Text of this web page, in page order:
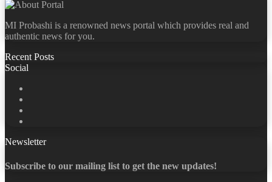
MI Probashi is a renowned news portal which provides real and
authentic news for you.
Recent Posts
Social
Newsletter
Subscribe to our mailing list to get the new updates!